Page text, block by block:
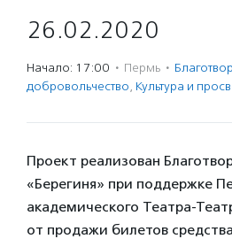
26.02.2020
Начало: 17:00 · Пермь ·
доброволь­чест­во, Культура и
Проект реализован
«Берегиня» при поддержке
академического Театра-
от продажи билетов